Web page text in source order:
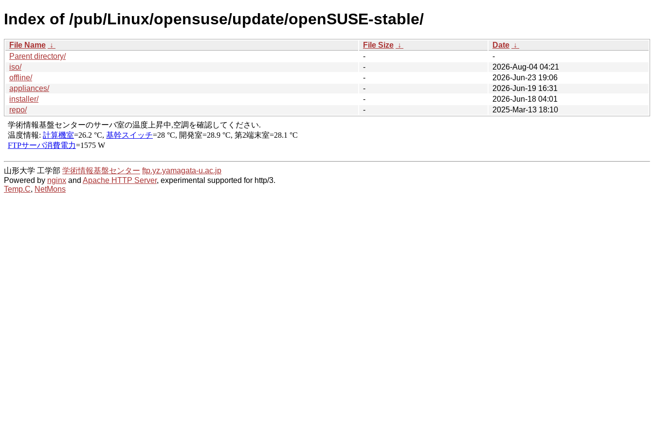
Index of /pub/Linux/opensuse/update/openSUSE-stable/
File Name ↓ File Size ↓ Date ↓
Parent directory/
-
-
iso/
-
2026-Aug-04 04:21
offline/
-
2026-Jun-23 19:06
appliances/
-
2026-Jun-19 16:31
installer/
-
2026-Jun-18 04:01
repo/
- 2025-Mar-13 18:10
山形大学 工学部 学術情報基盤センター ftp.yz.yamagata-u.ac.jp
Powered by nginx and Apache HTTP Server, experimental supported for http/3.
Temp.C, NetMons